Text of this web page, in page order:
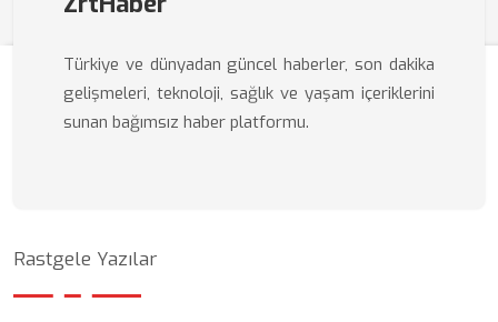
Türkiye ve dünyadan güncel haberler, son dakika
gelişmeleri, teknoloji, sağlık ve yaşam içeriklerini
sunan bağımsız haber platformu.
Rastgele Yazılar